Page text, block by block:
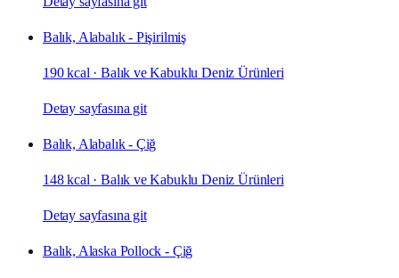
Balık, Alabalık - Pişirilmiş
190 kcal ·Balık ve Kabuklu Deniz Ürünleri
Detay sayfasına git
Balık, Alabalık - Çiğ
148 kcal ·Balık ve Kabuklu Deniz Ürünleri
Detay sayfasına git
Balık, Alaska Pollock - Çiğ